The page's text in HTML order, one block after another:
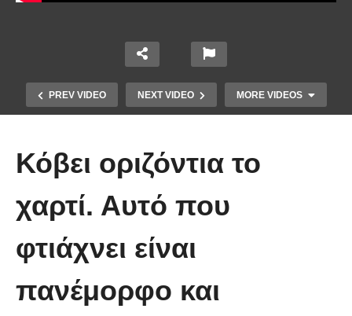
PREV VIDEO NEXT VIDEO MORE VIDEOS
λουλούδια στο βάζο.
Κόβει οριζόντια το
χαρτί. Αυτό που
φτιάχνει είναι
πανέμορφο και